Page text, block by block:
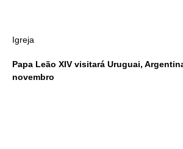
Igreja
Papa Leão XIV visitará Uruguai,
novembro